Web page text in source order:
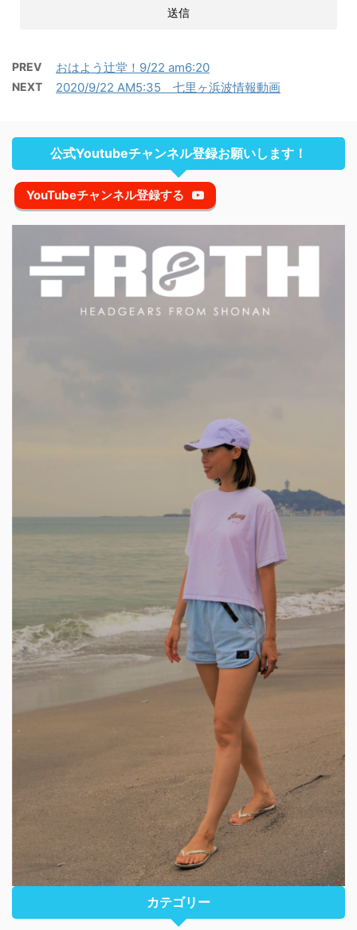
PREV おはよう辻堂！9/22 am6:20
NEXT 2020/9/22 AM5:35 七里ヶ浜波情報動画
公式Youtubeチャンネル登録お願いします！
YouTubeチャンネル登録する
カテゴリー